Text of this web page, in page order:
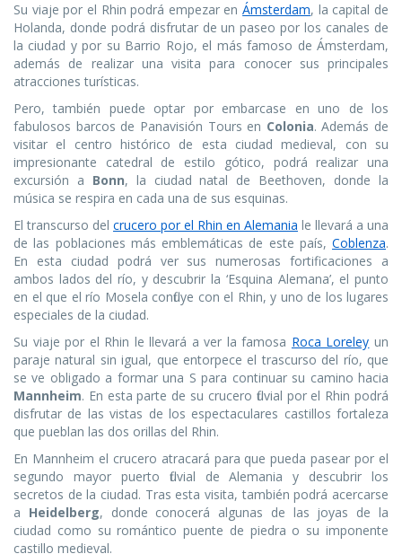
Su viaje por el Rhin podrá empezar enÁmsterdam, la capital de
Holanda, donde podrá disfrutar de un paseo por los canales de
la ciudad y por su Barrio Rojo, el más famoso de Ámsterdam,
además de realizar una visita para conocer sus principales
atracciones turísticas.
Pero, también puede optar por embarcase en uno de los
fabulosos barcos de Panavisión Tours en Colonia. Además de
visitar el centro histórico de esta ciudad medieval, con su
impresionante catedral de estilo gótico, podrá realizar una
excursión a Bonn, la ciudad natal de Beethoven, donde la
música se respira en cada una de sus esquinas.
El transcurso del crucero por el Rhin en Alemania le llevará a una
de las poblaciones más emblemáticas de este país, Coblenza.
En esta ciudad podrá ver sus numerosas fortificaciones a
ambos lados del río, y descubrir la ‘Esquina Alemana’, el punto
en el que el río Mosela confluye con el Rhin, y uno de los lugares
especiales de la ciudad.
Su viaje por el Rhin le llevará a ver la famosa Roca Loreley un
paraje natural sin igual, que entorpece el trascurso del río, que
se ve obligado a formar una S para continuar su camino hacia
Mannheim. En esta parte de su crucero fluvial por el Rhin podrá
disfrutar de las vistas de los espectaculares castillos fortaleza
que pueblan las dos orillas del Rhin.
En Mannheim el crucero atracará para que pueda pasear por el
segundo mayor puerto fluvial de Alemania y descubrir los
secretos de la ciudad. Tras esta visita, también podrá acercarse
a Heidelberg, donde conocerá algunas de las joyas de la
ciudad como su romántico puente de piedra o su imponente
castillo medieval.